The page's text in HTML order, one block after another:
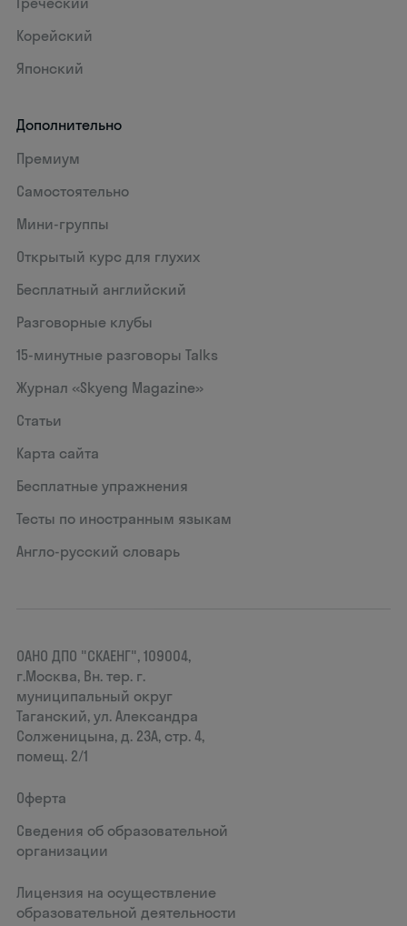
Корейский
Японский
Дополнительно
Премиум
Самостоятельно
Мини-группы
Открытый курс для глухих
Бесплатный английский
Разговорные клубы
15‑минутные разговоры Talks
Журнал «Skyeng Magazine»
Статьи
Карта сайта
Бесплатные упражнения
Тесты по иностранным языкам
Англо-русский словарь
ОАНО ДПО "СКАЕНГ", 109004,
г.Москва, Вн. тер. г.
муниципальный округ
Таганский, ул. Александра
Солженицына, д. 23А, стр. 4,
помещ. 2/1
Оферта
Сведения об образовательной
организации
Лицензия на осуществление
образовательной деятельности